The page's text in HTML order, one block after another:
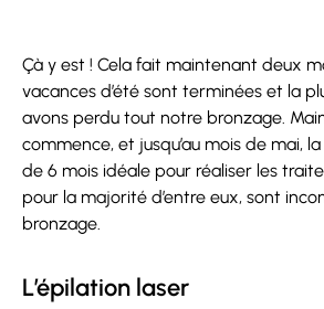
Çà y est ! Cela fait maintenant deux
vacances d’été sont terminées et la
avons perdu tout notre bronzage.
commence, et jusqu’au mois de mai,
de 6 mois idéale pour réaliser les
pour la majorité d’entre eux, sont
bronzage.
L’épilation laser